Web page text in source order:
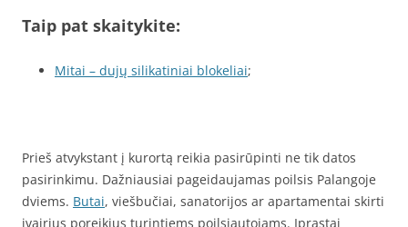
Taip pat skaitykite:
Mitai – dujų silikatiniai blokeliai;
Prieš atvykstant į kurortą reikia pasirūpinti ne tik datos
pasirinkimu. Dažniausiai pageidaujamas poilsis Palangoje
dviems. Butai, viešbučiai, sanatorijos ar apartamentai skirti
įvairius poreikius turintiems poilsiautojams. Įprastai